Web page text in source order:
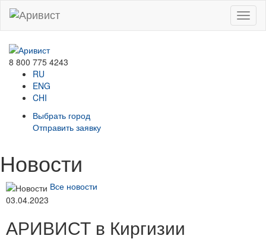
Menu
8 800 775 4243
RU
ENG
CHI
Выбрать город
Отправить заявку
Новости
Все новости
03.04.2023
АРИВИСТ в Киргизии